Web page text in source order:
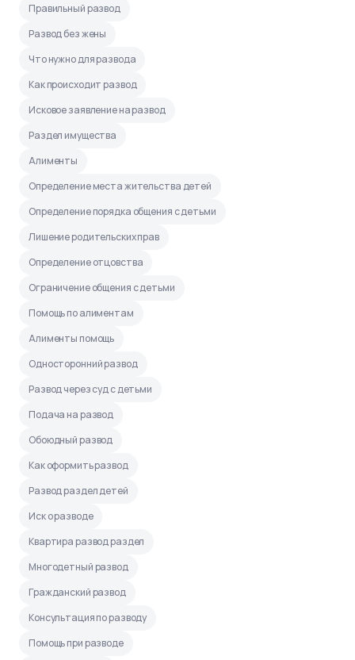
Правильный развод
Развод без жены
Что нужно для развода
Как происходит развод
Исковое заявление на развод
Раздел имущества
Алименты
Определение места жительства детей
Определение порядка общения с детьми
Лишение родительских прав
Определение отцовства
Ограничение общения с детьми
Помощь по алиментам
Алименты помощь
Односторонний развод
Развод через суд с детьми
Подача на развод
Обоюдный развод
Как оформить развод
Развод раздел детей
Иск о разводе
Квартира развод раздел
Многодетный развод
Гражданский развод
Консультация по разводу
Помощь при разводе